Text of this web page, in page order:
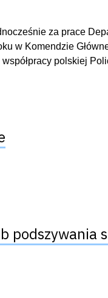
za prace
w Komendzie
polskiej
podszywania